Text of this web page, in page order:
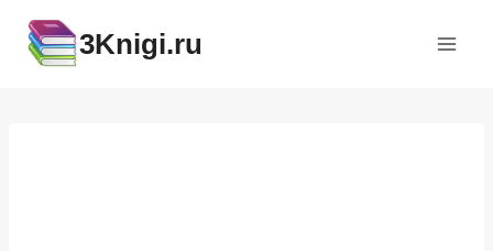
содержимому
3Knigi.ru